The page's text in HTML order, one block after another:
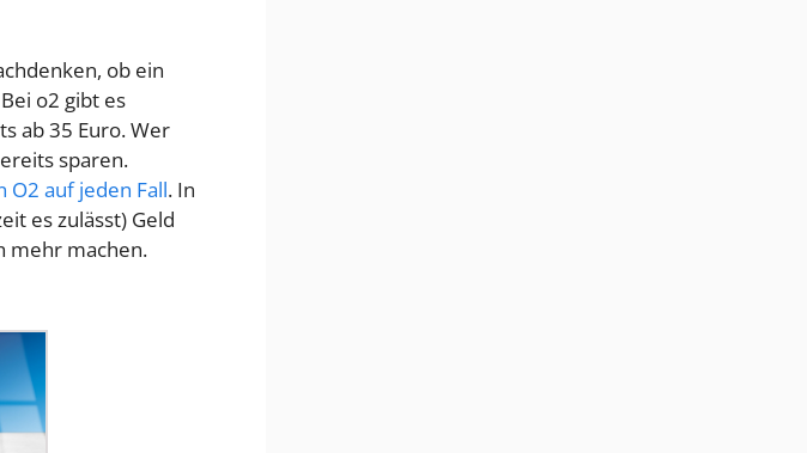
ob ein
o2 gibt es
ab 35 Euro. Wer
sparen.
O2 auf jeden Fall. In
es zulässt) Geld
mehr machen.